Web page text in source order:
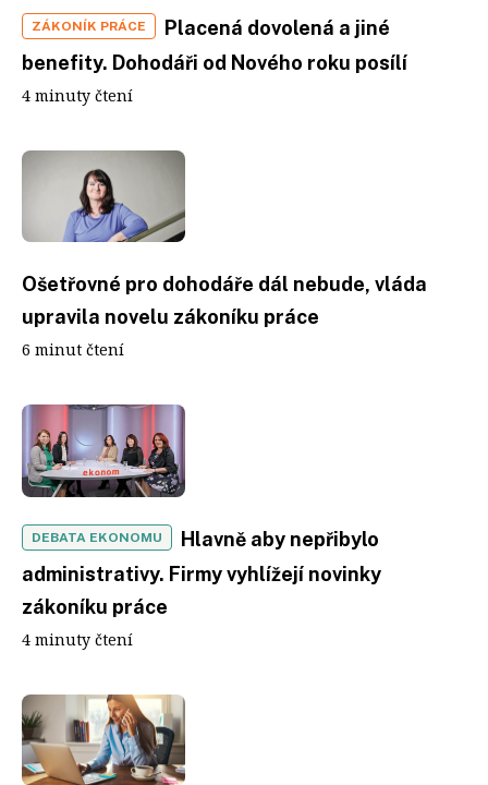
ZÁKONÍK PRÁCE
Placená dovolená a jiné
benefity. Dohodáři od Nového roku posílí
4 minuty čtení
Ošetřovné pro dohodáře dál nebude, vláda
upravila novelu zákoníku práce
6 minut čtení
DEBATA EKONOMU
Hlavně aby nepřibylo
administrativy. Firmy vyhlížejí novinky
zákoníku práce
4 minuty čtení